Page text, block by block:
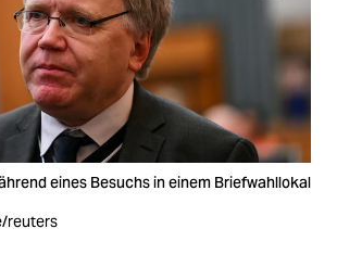
eines Besuchs in einem Briefwahllokal
reuters